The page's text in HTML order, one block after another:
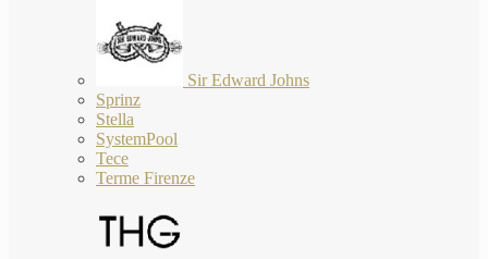
Sir Edward Johns
Sprinz
Stella
SystemPool
Tece
Terme Firenze